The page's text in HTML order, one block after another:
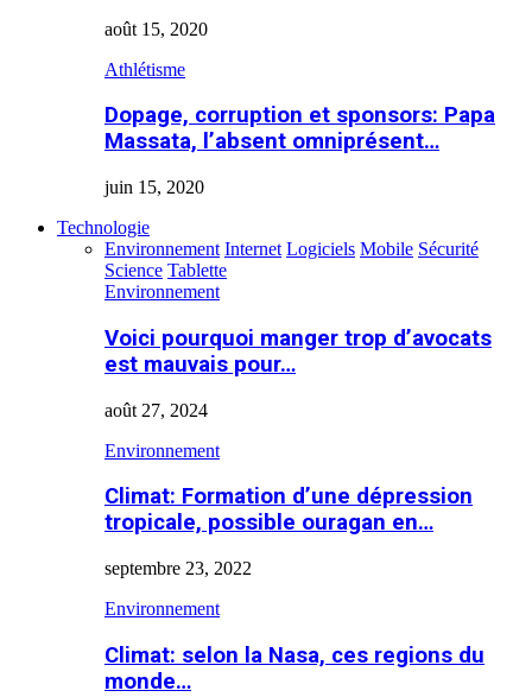
août 15, 2020
Athlétisme
Dopage, corruption et sponsors: Papa
Massata, l’absent omniprésent…
juin 15, 2020
Technologie
Environnement Internet Logiciels Mobile Sécurité
Science Tablette
Environnement
Voici pourquoi manger trop d’avocats
est mauvais pour…
août 27, 2024
Environnement
Climat: Formation d’une dépression
tropicale, possible ouragan en…
septembre 23, 2022
Environnement
Climat: selon la Nasa, ces regions du
monde…